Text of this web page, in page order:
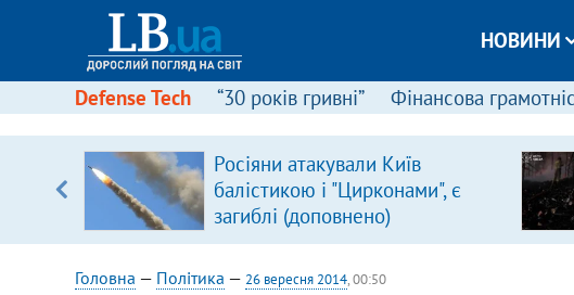
НОВИНИ
Defense Tech “30 років гривні” Фінансова
Росіяни атакували Київ
балістикою і "Цирконами", є
загиблі (доповнено)
Головна — Політика — 26 вересня 2014, 00:50